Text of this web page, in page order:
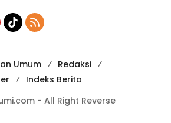
Umum
Redaksi
Indeks Berita
- All Right Reverse